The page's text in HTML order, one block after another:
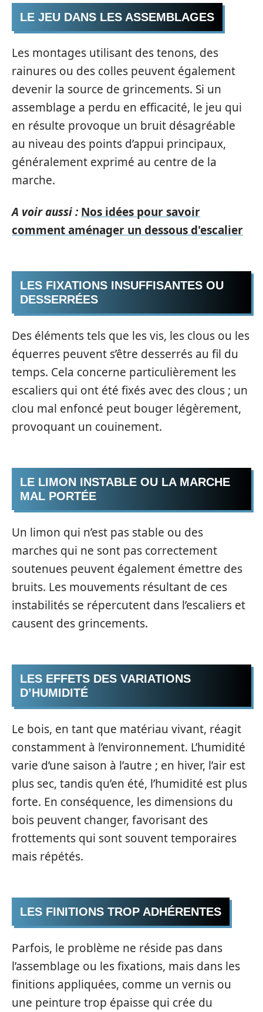
LE JEU DANS LES ASSEMBLAGES
Les montages utilisant des tenons, des
rainures ou des colles peuvent également
devenir la source de grincements. Si un
assemblage a perdu en efficacité, le jeu qui
en résulte provoque un bruit désagréable
au niveau des points d’appui principaux,
généralement exprimé au centre de la
marche.
A voir aussi : Nos idées pour savoir
comment aménager un dessous d'escalier
LES FIXATIONS INSUFFISANTES OU
DESSERRÉES
Des éléments tels que les vis, les clous ou les
équerres peuvent s’être desserrés au fil du
temps. Cela concerne particulièrement les
escaliers qui ont été fixés avec des clous ; un
clou mal enfoncé peut bouger légèrement,
provoquant un couinement.
LE LIMON INSTABLE OU LA MARCHE
MAL PORTÉE
Un limon qui n’est pas stable ou des
marches qui ne sont pas correctement
soutenues peuvent également émettre des
bruits. Les mouvements résultant de ces
instabilités se répercutent dans l’escaliers et
causent des grincements.
LES EFFETS DES VARIATIONS
D’HUMIDITÉ
Le bois, en tant que matériau vivant, réagit
constamment à l’environnement. L’humidité
varie d’une saison à l’autre ; en hiver, l’air est
plus sec, tandis qu’en été, l’humidité est plus
forte. En conséquence, les dimensions du
bois peuvent changer, favorisant des
frottements qui sont souvent temporaires
mais répétés.
LES FINITIONS TROP ADHÉRENTES
Parfois, le problème ne réside pas dans
l’assemblage ou les fixations, mais dans les
finitions appliquées, comme un vernis ou
une peinture trop épaisse qui crée du